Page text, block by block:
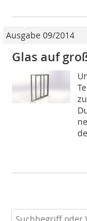
Ausgabe 09/2014
Glas auf